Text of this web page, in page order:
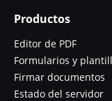
Productos
Editor de PDF
Formularios y
Firmar documentos
Estado del servidor